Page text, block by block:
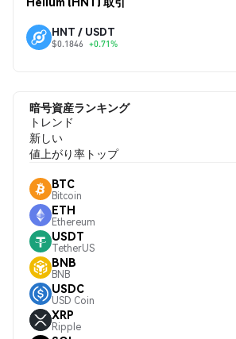
HNT / USDT
$0.1846 +0.71%
暗号資産ランキング
トレンド
新しい
値上がり率トップ
BTC
Bitcoin
ETH
Ethereum
USDT
TetherUS
BNB
BNB
USDC
USD Coin
XRP
Ripple